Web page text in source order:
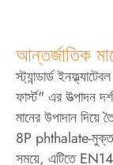
আন্তর্জাতিক
স্ট্যান্ডার্ড
ফার্স্ট" এর উত্পাদন
মানের উপাদান
8P phthalate-মুক্ত
সময়ে, এটিতে